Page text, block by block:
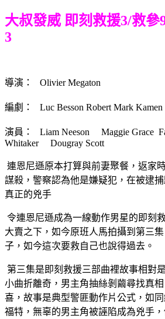
大叔發威 即刻救援3/救參
3
導演： Olivier Megaton
編劇： Luc Besson Robert Mark Kamen
演員： Liam Neeson Maggie Grace
Whitaker Dougray Scott
連恩尼遜原本打算與前妻聚餐，返家
謀殺，警察認為他是嫌疑犯，在被逮
真正的兇手
令連恩尼遜成為一線動作男星的即刻
大賣之下，如今原班人馬拍攝到第三
子，如今這次要救自己也說得過去。
第三集是即刻救援三部曲裡故事相對
小曲折離奇，男主角抽絲剝繭尋找真
喜，故事是典型警匪動作片公式，如
福特，無辜的男主角被誣陷成為兇手